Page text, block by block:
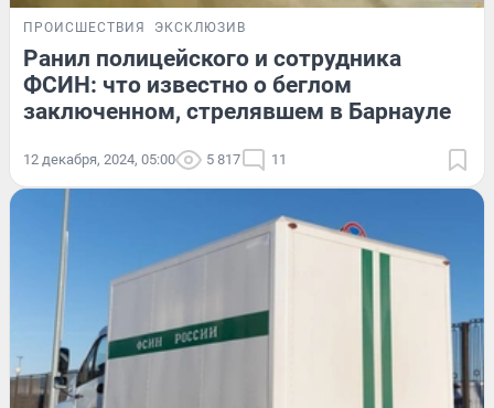
ПРОИСШЕСТВИЯ ЭКСКЛЮЗИВ
Ранил полицейского и сотрудника
ФСИН: что известно о беглом
заключенном, стрелявшем в Барнауле
12 декабря, 2024, 05:00 5 817 11